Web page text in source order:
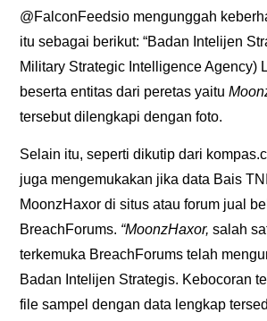
@FalconFeedsio mengunggah
itu sebagai berikut: “Badan Intelijen
Military Strategic Intelligence Agency)
beserta entitas dari peretas yaitu
tersebut dilengkapi dengan foto.
Selain itu, seperti dikutip dari
juga mengemukakan jika data Bais
MoonzHaxor di situs atau forum jual
BreachForums. “MoonzHaxor,salah
terkemuka BreachForums telah
Badan Intelijen Strategis. Kebocoran
file sampel dengan data lengkap